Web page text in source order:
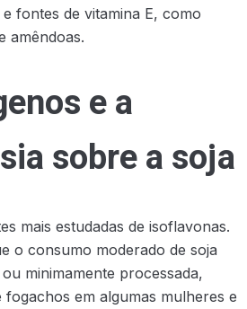
fontes de vitamina E, como
amêndoas.
e a
sobre a soja
mais estudadas de isoflavonas.
o consumo moderado de soja
minimamente processada,
em algumas mulheres e